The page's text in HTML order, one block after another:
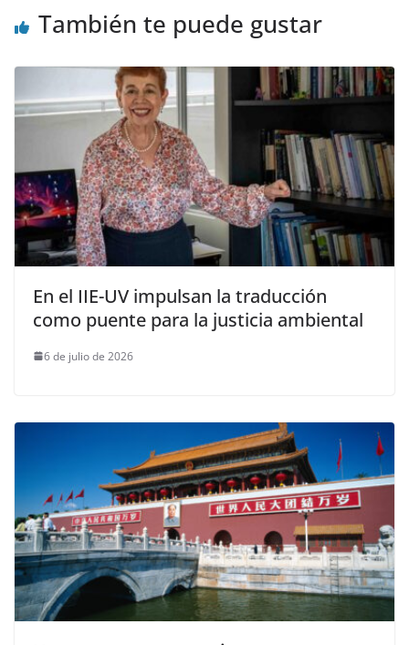
También te puede gustar
En el IIE-UV impulsan la traducción
como puente para la justicia ambiental
6 de julio de 2026